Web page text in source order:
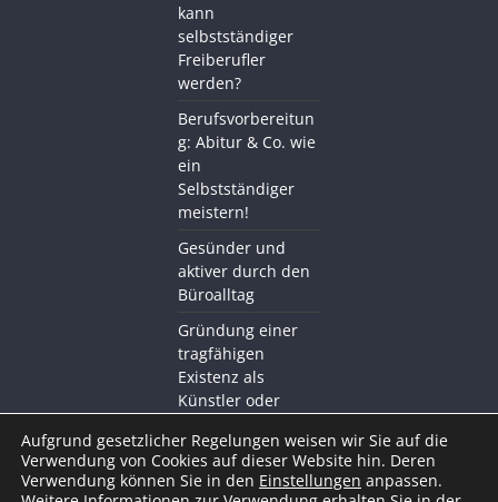
kann
selbstständiger
Freiberufler
werden?
Berufsvorbereitun
g: Abitur & Co. wie
ein
Selbstständiger
meistern!
Gesünder und
aktiver durch den
Büroalltag
Gründung einer
tragfähigen
Existenz als
Künstler oder
Akademie
Aufgrund gesetzlicher Regelungen weisen wir Sie auf die
Verwendung von Cookies auf dieser Website hin. Deren
Verwendung können Sie in den Einstellungen anpassen.